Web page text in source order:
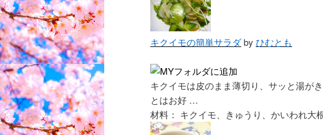
キクイモの簡単サラダby ひむとも
キクイモは皮のまま薄切り、サッと湯が
とはお好 …
材料： キクイモ、きゅうり、かいわれ大